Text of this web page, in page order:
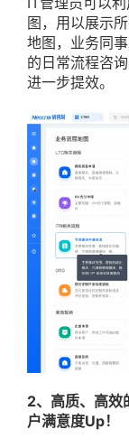
图，用以展示
地图，业务同
的日常流程咨
进一步提效。
2、高质、高效
户满意度Up！